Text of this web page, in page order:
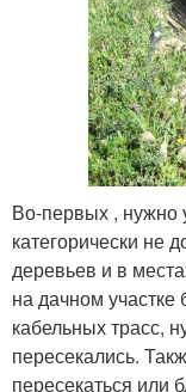
Во-первых , нужно
категорически не
деревьев и в
на дачном участке
кабельных трасс,
пересекались.
пересекаться или